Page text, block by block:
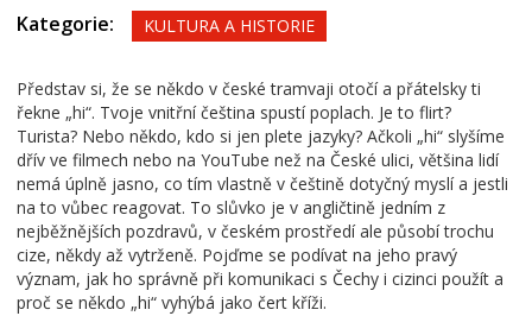
Kategorie: KULTURA A HISTORIE
Představ si, že se někdo v české tramvaji otočí a přátelsky ti
řekne „hi“. Tvoje vnitřní čeština spustí poplach. Je to flirt?
Turista? Nebo někdo, kdo si jen plete jazyky? Ačkoli „hi“ slyšíme
dřív ve filmech nebo na YouTube než na České ulici, většina lidí
nemá úplně jasno, co tím vlastně v češtině dotyčný myslí a jestli
na to vůbec reagovat. To slůvko je v angličtině jedním z
nejběžnějších pozdravů, v českém prostředí ale působí trochu
cize, někdy až vytrženě. Pojďme se podívat na jeho pravý
význam, jak ho správně při komunikaci s Čechy i cizinci použít a
proč se někdo „hi“ vyhýbá jako čert kříži.